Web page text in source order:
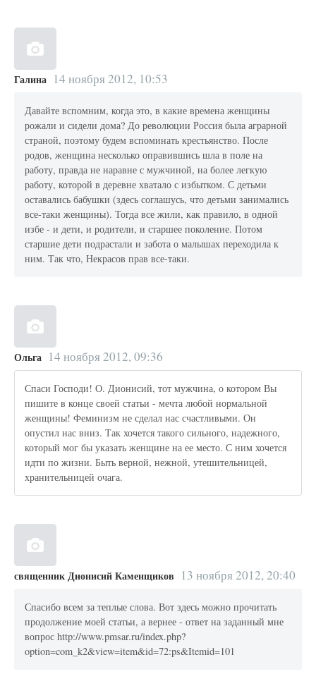
Галина 14 ноября 2012, 10:53
Давайте вспомним, когда это, в какие времена женщины
рожали и сидели дома? До революции Россия была аграрной
страной, поэтому будем вспоминать крестьянство. После
родов, женщина несколько оправившись шла в поле на
работу, правда не наравне с мужчиной, на более легкую
работу, которой в деревне хватало с избытком. С детьми
оставались бабушки (здесь соглашусь, что детьми занимались
все-таки женщины). Тогда все жили, как правило, в одной
избе - и дети, и родители, и старшее поколение. Потом
старшие дети подрастали и забота о малышах переходила к
ним. Так что, Некрасов прав все-таки.
Ольга 14 ноября 2012, 09:36
Спаси Господи! О. Дионисий, тот мужчина, о котором Вы
пишите в конце своей статьи - мечта любой нормальной
женщины! Феминизм не сделал нас счастливыми. Он
опустил нас вниз. Так хочется такого сильного, надежного,
который мог бы указать женщине на ее место. С ним хочется
идти по жизни. Быть верной, нежной, утешительницей,
хранительницей очага.
священник Дионисий Каменщиков 13 ноября 2012, 20:40
Спасибо всем за теплые слова. Вот здесь можно прочитать
продолжение моей статьи, а вернее - ответ на заданный мне
вопрос http://www.pmsar.ru/index.php?
option=com_k2&view=item&id=72:ps&Itemid=101